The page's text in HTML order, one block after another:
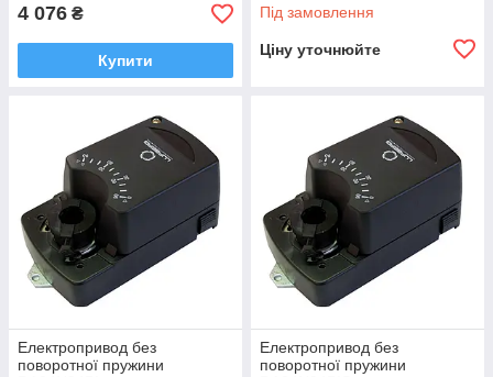
4 076 ₴
Купити
Під замовлення
Ціну уточнюйте
Електропривод без
поворотної пружини
Електропривод без
поворотної пружини